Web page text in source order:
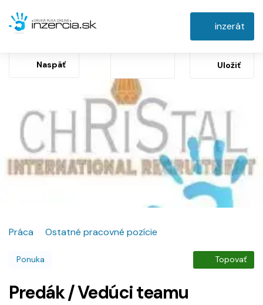
inzerát
Naspäť Uložiť
Práca Ostatné pracovné pozície
Ponuka Topovať
Predák / Vedúci teamu